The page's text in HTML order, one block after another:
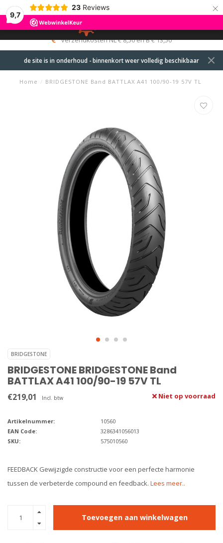
9,7
23 Reviews ×
MENU
0
verzendkosten NL € 8,50 en B € 13,50
de site is in onderhoud - binnenkort weer volledig beschikbaar
Home / BRIDGESTONE Band BATTLAX A41 100/90-19 57V TL
BRIDGESTONE
BRIDGESTONE BRIDGESTONE Band
BATTLAX A41 100/90-19 57V TL
€219,01 Incl. btw Niet op voorraad
Artikelnummer:
10560
EAN Code:
3286341056013
SKU:
575010560
FEEDBACK Gewijzigde constructie voor een perfecte harmonie
tussen de verbeterde compound en feedback. Lees meer..
Toevoegen aan winkelwagen